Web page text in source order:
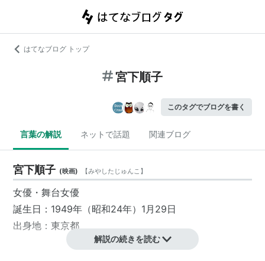
はてなブログ トップ
宮下順子
このタグでブログを書く
言葉の解説 ネットで話題 関連ブログ
宮下順子 (映画) 【みやしたじゅんこ 】
女優・舞台女優
誕生日：1949年（昭和24年）1月29日
出身地：東京都
解説の続きを読む